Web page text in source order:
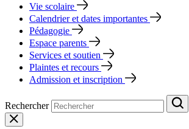
Vie scolaire
Calendrier et dates importantes
Pédagogie
Espace parents
Services et soutien
Plaintes et recours
Admission et inscription
Rechercher